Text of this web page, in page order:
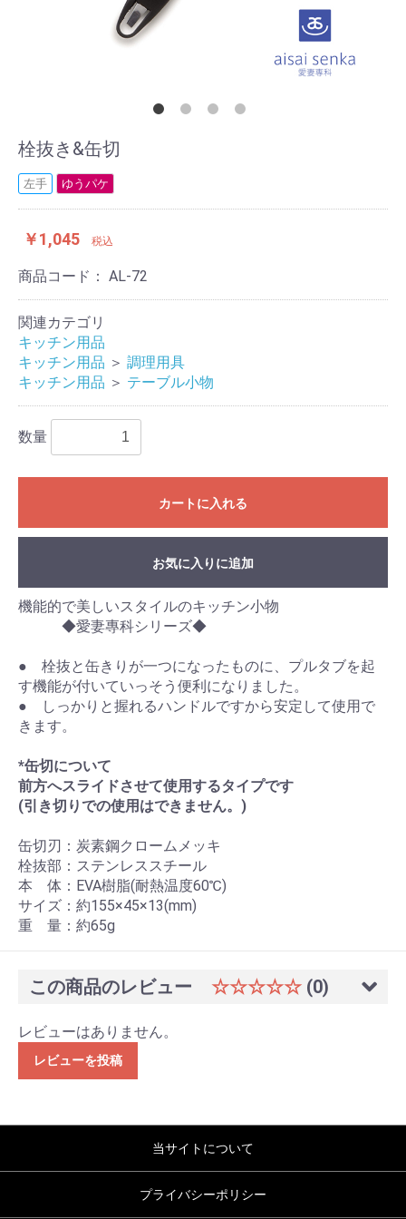
栓抜き&缶切
左手 ゆうパケ
￥1,045 税込
商品コード： AL-72
関連カテゴリ
キッチン用品
キッチン用品 ＞ 調理用具
キッチン用品 ＞ テーブル小物
数量
カートに入れる
お気に入りに追加
機能的で美しいスタイルのキッチン小物
◆愛妻專科シリーズ◆
● 栓抜と缶きりが一つになったものに、プルタブを起
す機能が付いていっそう便利になりました。
● しっかりと握れるハンドルですから安定して使用で
きます。
*缶切について
前方へスライドさせて使用するタイプです
(引き切りでの使用はできません。)
缶切刃：炭素鋼クロームメッキ
栓抜部：ステンレススチール
本 体：EVA樹脂(耐熱温度60℃)
サイズ：約155×45×13(mm)
重 量：約65g
この商品のレビュー ☆☆☆☆☆ (0)
レビューはありません。
レビューを投稿
当サイトについて
プライバシーポリシー